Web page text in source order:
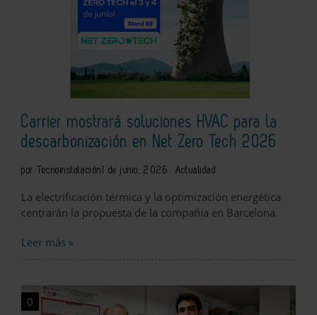
Carrier mostrará soluciones HVAC para la
descarbonización en Net Zero Tech 2026
por Tecnoinstalación 1 de junio, 2026 Actualidad
La electrificación térmica y la optimización energética
centrarán la propuesta de la compañía en Barcelona.
Leer más »
0